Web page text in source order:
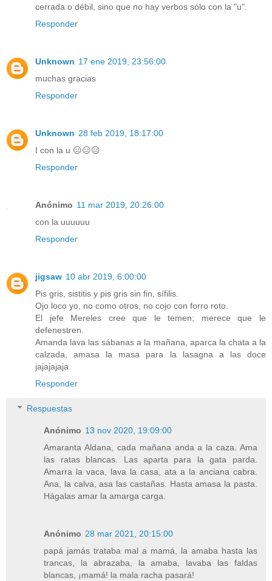
cerrada o débil, sino que no hay verbos sólo con la "u".
Responder
Unknown 17 ene 2019, 23:56:00
muchas gracias
Responder
Unknown 28 feb 2019, 18:17:00
I con la u 😑😑😑
Responder
Anónimo 11 mar 2019, 20:26:00
con la uuuuuu
Responder
jigsaw 10 abr 2019, 6:00:00
Pis gris, sistitis y pis gris sin fin, sífilis.
Ojo loco yo, no como otros, no cojo con forro roto.
El jefe Mereles cree que le temen; merece que le
defenestren.
Amanda lava las sábanas a la mañana, aparca la chata a la
calzada, amasa la masa para la lasagna a las doce
jajajajaja
Responder
Respuestas
Anónimo 13 nov 2020, 19:09:00
Amaranta Aldana, cada mañana anda a la caza. Ama
las ratas blancas. Las aparta para la gata parda.
Amarra la vaca, lava la casa, ata a la anciana cabra.
Ana, la calva, asa las castañas. Hasta amasa la pasta.
Hágalas amar la amarga carga.
Anónimo 28 mar 2021, 20:15:00
papá jamás trataba mal a mamá, la amaba hasta las
trancas, la abrazaba, la amaba, lavaba las faldas
blancas, ¡mamá! la mala racha pasará!